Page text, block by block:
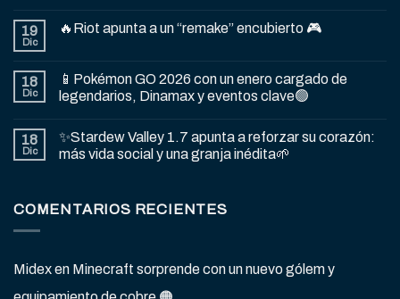
19
Dic
🔥Riot apunta a un “remake” encubierto 🎮
18
Dic
📱Pokémon GO 2026 con un enero cargado de
legendarios, Dinamax y eventos clave🟢
18
Dic
✨Stardew Valley 1.7 apunta a reforzar su corazón:
más vida social y una granja inédita🌱
COMENTARIOS RECIENTES
Midexen Minecraft sorprende con un nuevo gólem y